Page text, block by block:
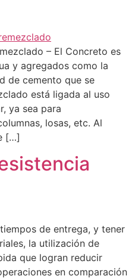
– El Concreto es
y agregados como la
de cemento que se
está ligada al uso
ya sea para
losas, etc. Al
[…]
de entrega, y tener
la utilización de
que logran reducir
en comparación